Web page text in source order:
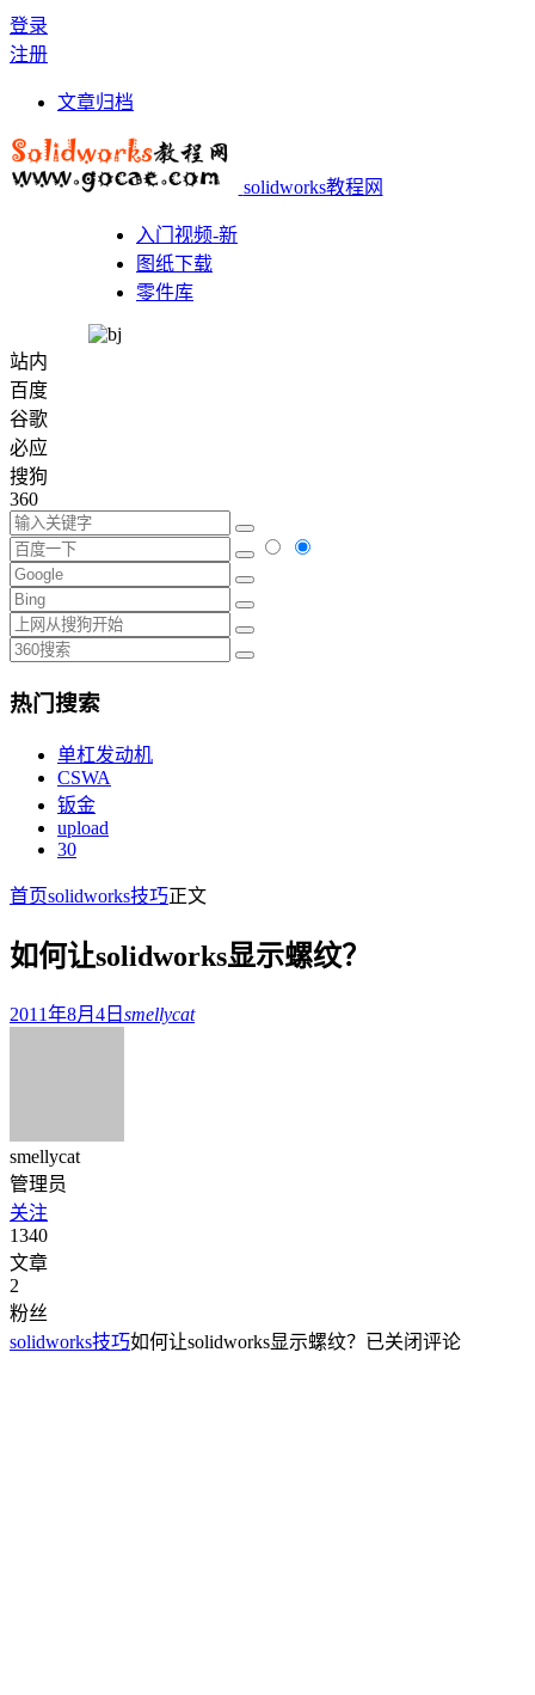
登录
注册
文章归档
solidworks教程网
入门视频-新
图纸下载
零件库
站内
百度
谷歌
必应
搜狗
360
热门搜索
单杠发动机
CSWA
钣金
upload
30
首页solidworks技巧正文
如何让solidworks显示螺纹？
2011年8月4日 smellycat
smellycat
管理员
关注
1340
文章
2
粉丝
solidworks技巧如何让solidworks显示螺纹？ 已关闭评论